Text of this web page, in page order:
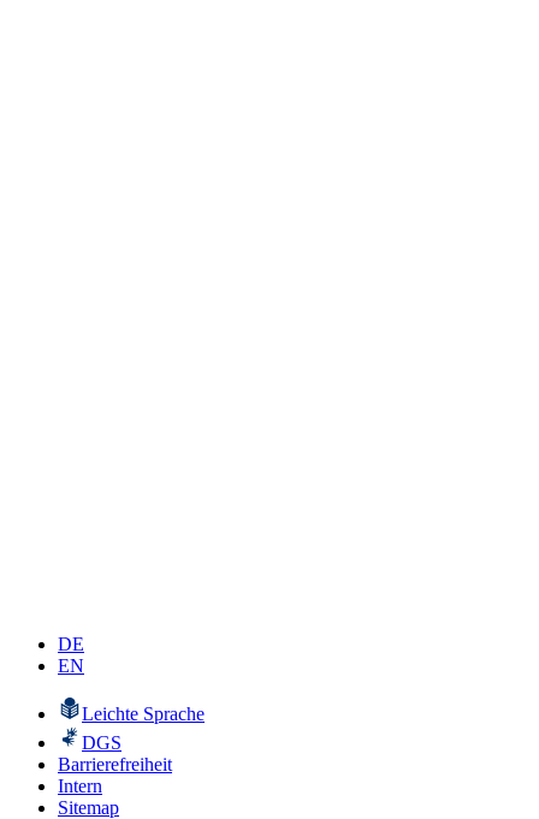
DE
EN
Leichte Sprache
DGS
Barrierefreiheit
Intern
Sitemap